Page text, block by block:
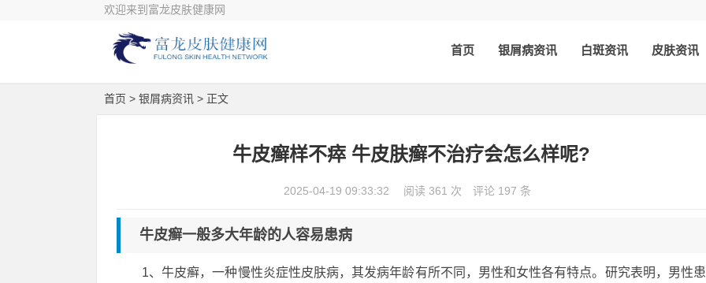
欢迎来到富龙皮肤健康网
首页 银屑病资讯 白斑资讯 皮肤资讯
首页 > 银屑病资讯 > 正文
牛皮癣样不瘁 牛皮肤癣不治疗会怎么样呢?
2025-04-19 09:33:32 阅读 361 次 评论 197 条
牛皮癣一般多大年龄的人容易患病
1、牛皮癣，一种慢性炎症性皮肤病，其发病年龄有所不同，男性和女性各有特点。研究表明，男性患